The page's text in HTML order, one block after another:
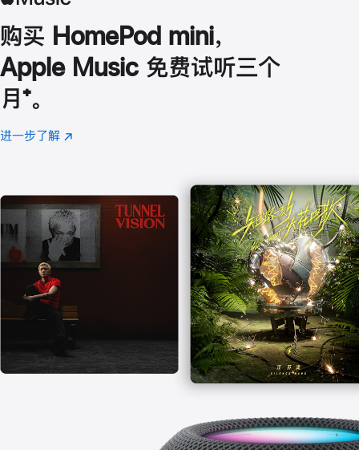
购买 HomePod mini，
Apple Music 免费试听三个
月 脚
注
⁺。
进一步了解 Apple
(在
口
中
打
开)